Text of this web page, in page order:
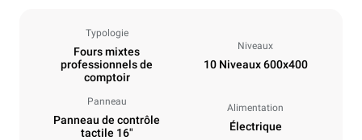
Typologie
Fours mixtes
professionnels de
comptoir
Niveaux
10 Niveaux 600x400
Panneau
Panneau de contrôle
tactile 16"
Alimentation
Électrique